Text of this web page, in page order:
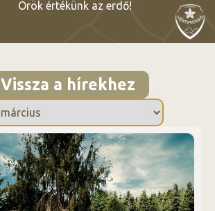
Örök értékünk az erdő!
Vissza a hírekhez